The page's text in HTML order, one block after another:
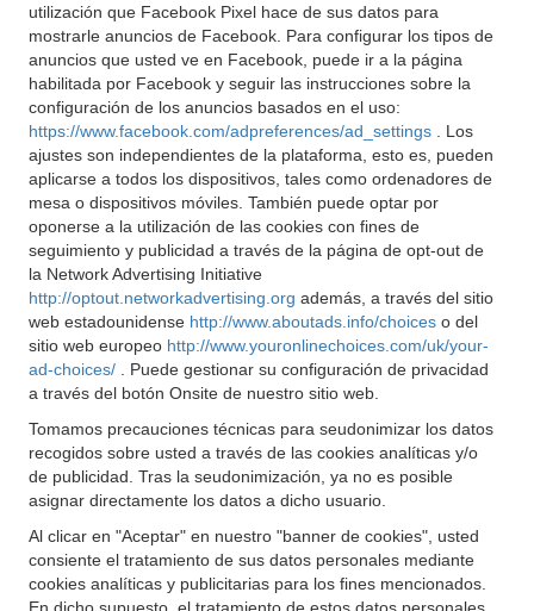
utilización que Facebook Pixel hace de sus datos para
mostrarle anuncios de Facebook. Para configurar los tipos de
anuncios que usted ve en Facebook, puede ir a la página
habilitada por Facebook y seguir las instrucciones sobre la
configuración de los anuncios basados en el uso:
https://www.facebook.com/adpreferences/ad_settings
. Los
ajustes son independientes de la plataforma, esto es, pueden
aplicarse a todos los dispositivos, tales como ordenadores de
mesa o dispositivos móviles. También puede optar por
oponerse a la utilización de las cookies con fines de
seguimiento y publicidad a través de la página de opt-out de
la Network Advertising Initiative
http://optout.networkadvertising.org además, a través del sitio
web estadounidense http://www.aboutads.info/choices o del
sitio web europeo http://www.youronlinechoices.com/uk/your-
ad-choices/
. Puede gestionar su configuración de privacidad
a través del botón Onsite de nuestro sitio web.
Tomamos precauciones técnicas para seudonimizar los datos
recogidos sobre usted a través de las cookies analíticas y/o
de publicidad. Tras la seudonimización, ya no es posible
asignar directamente los datos a dicho usuario.
Al clicar en "Aceptar" en nuestro "banner de cookies", usted
consiente el tratamiento de sus datos personales mediante
cookies analíticas y publicitarias para los fines mencionados.